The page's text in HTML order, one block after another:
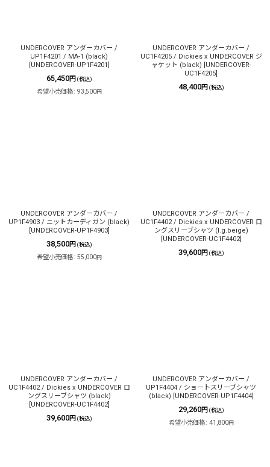
UNDERCOVER アンダーカバー /
UP1F4201 / MA-1 (black)
UNDERCOVER-UP1F4201
65,450円 (税込)
希望小売価格: 93,500円
UNDERCOVER アンダーカバー /
UC1F4205 / Dickies x UNDERCOVER ジ
ャケット (black)
UNDERCOVER-
UC1F4205
48,400円 (税込)
UNDERCOVER アンダーカバー /
UP1F4903 / ニットカーディガン (black)
UNDERCOVER-UP1F4903]
38,500円 (税込)
希望小売価格: 55,000円
UNDERCOVER アンダーカバー /
UC1F4402 / Dickies x UNDERCOVER ロ
ングスリーブシャツ (l.g.beige)
UNDERCOVER-UC1F4402]
39,600円 (税込)
UNDERCOVER アンダーカバー /
UC1F4402 / Dickies x UNDERCOVER ロ
ングスリーブシャツ (black)
UNDERCOVER-UC1F4402]
39,600円 (税込)
UNDERCOVER アンダーカバー /
UP1F4404 / ショートスリーブシャツ
(black)
UNDERCOVER-UP1F4404]
29,260円 (税込)
希望小売価格: 41,800円